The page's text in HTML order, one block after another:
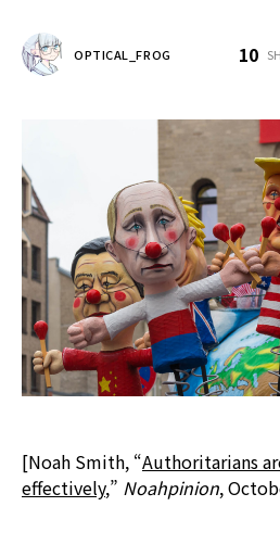
OPTICAL_FROG 10
[Noah Smith, “Authoritarians
effectively,” Noahpinion,